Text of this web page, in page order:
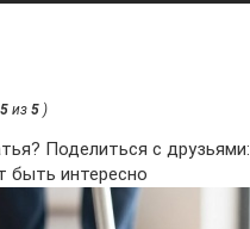
из 5 )
Поделиться с друзьями:
быть интересно